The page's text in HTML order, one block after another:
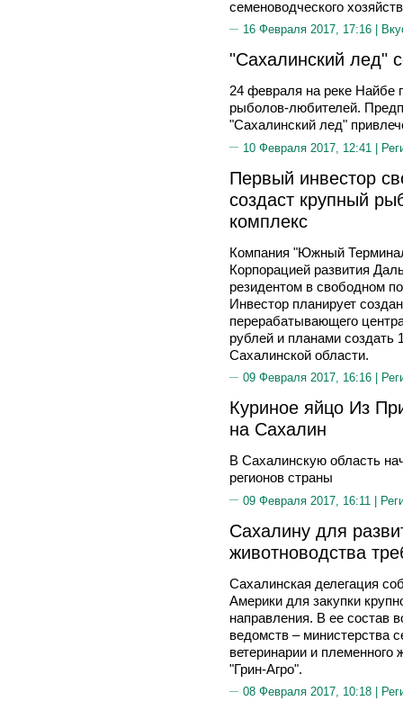
семеноводческого
16 Февраля 2017, 17:16 |
"Сахалинский лед"
24 февраля на реке Найбе
рыболов-любителей.
"Сахалинский лед"
10 Февраля 2017, 12:41 |
Первый инвестор
создаст крупный
комплекс
Компания "Южный
Корпорацией развития
резидентом в свободном
Инвестор планирует
перерабатывающего
рублей и планами создать
Сахалинской области.
09 Февраля 2017, 16:16 |
Куриное яйцо Из
на Сахалин
В Сахалинскую область
регионов страны
09 Февраля 2017, 16:11 |
Сахалину для
животноводства
Сахалинская делегация
Америки для закупки
направления. В ее состав
ведомств – министерства
ветеринарии и племенного
"Грин-Агро".
08 Февраля 2017, 10:18 |